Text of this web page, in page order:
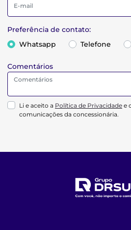
Preferência de contato:
Whatsapp
Telefone
Comentários
Li e aceito a Política de Privacidade e
comunicações da concessionária.